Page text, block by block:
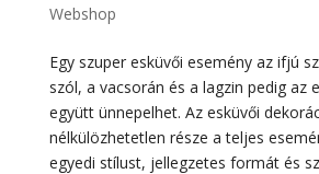
Webshop
Egy szuper esküvői esemény az ifjú
szól, a vacsorán és a lagzin pedig az
együtt ünnepelhet. Az esküvői
nélkülözhetetlen része a teljes
egyedi stílust, jellegzetes formát és